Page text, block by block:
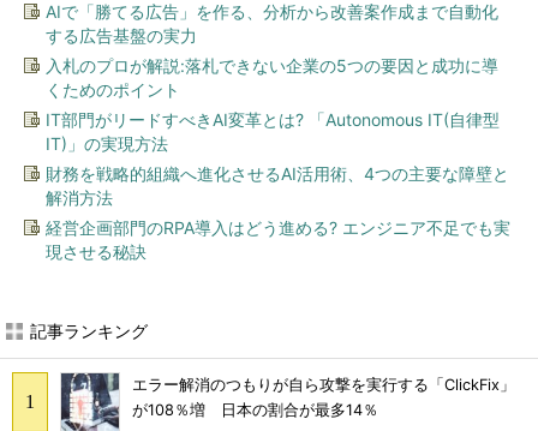
AIで「勝てる広告」を作る、分析から改善案作成まで自動化
する広告基盤の実力
入札のプロが解説:落札できない企業の5つの要因と成功に導
くためのポイント
IT部門がリードすべきAI変革とは? 「Autonomous IT(自律型
IT)」の実現方法
財務を戦略的組織へ進化させるAI活用術、4つの主要な障壁と
解消方法
経営企画部門のRPA導入はどう進める? エンジニア不足でも実
現させる秘訣
記事ランキング
エラー解消のつもりが自ら攻撃を実行する「ClickFix」
が108％増 日本の割合が最多14％